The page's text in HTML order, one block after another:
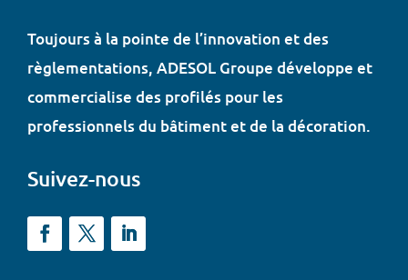
Toujours à la pointe de l’innovation et des
règlementations, ADESOL Groupe développe et
commercialise des profilés pour les
professionnels du bâtiment et de la décoration.
Suivez-nous